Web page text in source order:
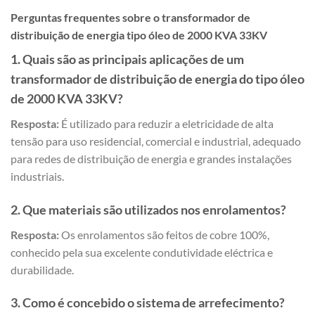
Perguntas frequentes sobre o transformador de
distribuição de energia tipo óleo de 2000 KVA 33KV
1. Quais são as principais aplicações de um
transformador de distribuição de energia do tipo óleo
de 2000 KVA 33KV?
Resposta: É utilizado para reduzir a eletricidade de alta
tensão para uso residencial, comercial e industrial, adequado
para redes de distribuição de energia e grandes instalações
industriais.
2. Que materiais são utilizados nos enrolamentos?
Resposta:Os enrolamentos são feitos de cobre 100%,
conhecido pela sua excelente condutividade eléctrica e
durabilidade.
3. Como é concebido o sistema de arrefecimento?